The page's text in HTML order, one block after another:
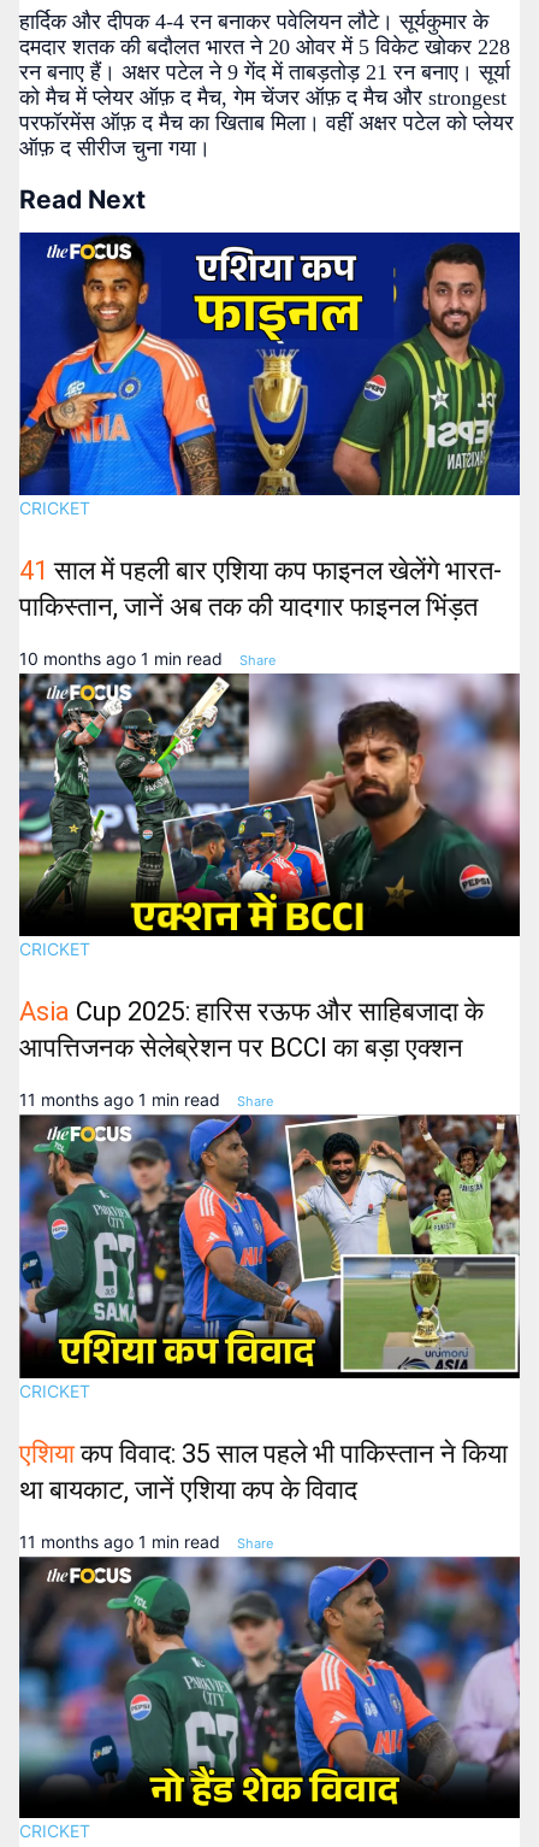
हार्दिक और दीपक 4-4 रन बनाकर पवेलियन लौटे। सूर्यकुमार के
दमदार शतक की बदौलत भारत ने 20 ओवर में 5 विकेट खोकर 228
रन बनाए हैं। अक्षर पटेल ने 9 गेंद में ताबड़तोड़ 21 रन बनाए। सूर्या
को मैच में प्लेयर ऑफ़ द मैच, गेम चेंजर ऑफ़ द मैच और strongest
परफॉरमेंस ऑफ़ द मैच का खिताब मिला। वहीं अक्षर पटेल को प्लेयर
ऑफ़ द सीरीज चुना गया।
Read Next
CRICKET
41 साल में पहली बार एशिया कप फाइनल खेलेंगे भारत-
पाकिस्तान, जानें अब तक की यादगार फाइनल भिंड़त
10 months ago 1 min read Share
CRICKET
Asia Cup 2025: हारिस रऊफ और साहिबजादा के
आपत्तिजनक सेलेब्रेशन पर BCCI का बड़ा एक्शन
11 months ago 1 min read Share
CRICKET
एशियाकप विवाद: 35 साल पहले भी पाकिस्तान ने किया
था बायकाट, जानें एशिया कप के विवाद
11 months ago 1 min read Share
CRICKET